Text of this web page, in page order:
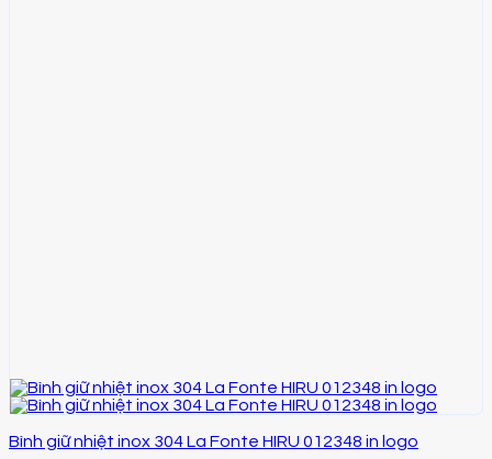
Bình giữ nhiệt inox 304 La Fonte HIRU 012348 in logo